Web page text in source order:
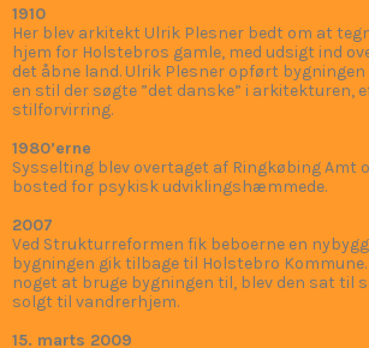
blev herreder, og sysseltingene ikke mere
retssystemet.
Herefter fik området lov at falde hen indtil
Lige foran Mac Donalds, ud mod lyskrydset,
mindesten med navnene på de herreder, der
Her blev arkitekt Ulrik Plesner bedt om at
hjem for Holstebros gamle, med udsigt ind
det åbne land. Ulrik Plesner opført bygningen i
stilforvirring.
1980’erne
Sysselting blev overtaget af Ringkøbing Amt
bosted for psykisk udviklingshæmmede.
2007